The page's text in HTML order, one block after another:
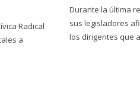
Radical
a
Durante la última
sus legisladores
los dirigentes que